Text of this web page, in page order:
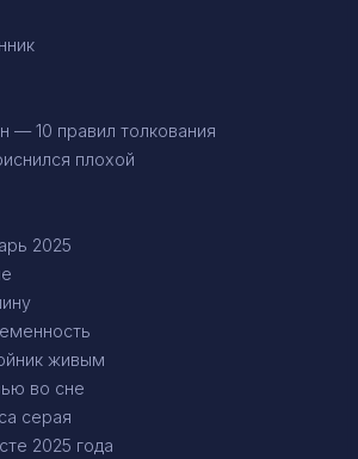
— 10 правил толкования
плохой
2025
живым
во сне
серая
2025 года